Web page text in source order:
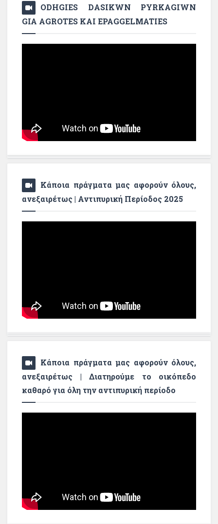
ODHGIES DASIKWN PYRKAGIWN
GIA AGROTES KAI EPAGGELMATIES
Κάποια πράγματα μας αφορούν όλους,
ανεξαιρέτως | Αντιπυρική Περίοδος 2025
Κάποια πράγματα μας αφορούν όλους,
ανεξαιρέτως | Διατηρούμε το οικόπεδο
καθαρό για όλη την αντιπυρική περίοδο